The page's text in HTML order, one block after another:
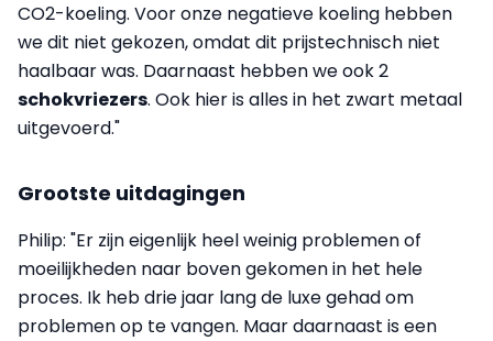
CO2-koeling. Voor onze negatieve koeling hebben
we dit niet gekozen, omdat dit prijstechnisch niet
haalbaar was. Daarnaast hebben we ook 2
schokvriezers. Ook hier is alles in het zwart metaal
uitgevoerd."
Grootste uitdagingen
Philip: "Er zijn eigenlijk heel weinig problemen of
moeilijkheden naar boven gekomen in het hele
proces. Ik heb drie jaar lang de luxe gehad om
problemen op te vangen. Maar daarnaast is een